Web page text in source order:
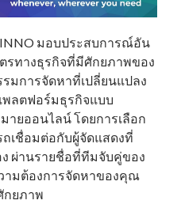
มอบประสบการณ์อัน
ทางธุรกิจที่มีศักยภาพของ
มการจัดหาที่เปลี่ยนแปลง
พลตฟอร์มธุรกิจแบบ
ายออนไลน์ โดยการเลือก
เชื่อมต่อกับผู้จัดแสดงที่
ง ผ่านรายชื่อที่ทีมจับคู่ของ
ามต้องการจัดหาของคุณ
กยภาพ